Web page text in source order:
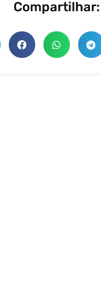
Compartilhar: